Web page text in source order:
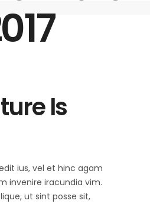
Is
ius, vel et hinc agam
invenire iracundia vim.
ut sint posse sit,